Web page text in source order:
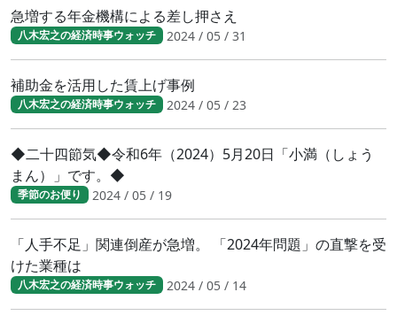
急増する年金機構による差し押さえ
八木宏之の経済時事ウォッチ 2024 / 05 / 31
補助金を活用した賃上げ事例
八木宏之の経済時事ウォッチ 2024 / 05 / 23
◆二十四節気◆令和6年（2024）5月20日「小満（しょう
まん）」です。◆
季節のお便り 2024 / 05 / 19
「人手不足」関連倒産が急増。 「2024年問題」の直撃を受
けた業種は
八木宏之の経済時事ウォッチ 2024 / 05 / 14